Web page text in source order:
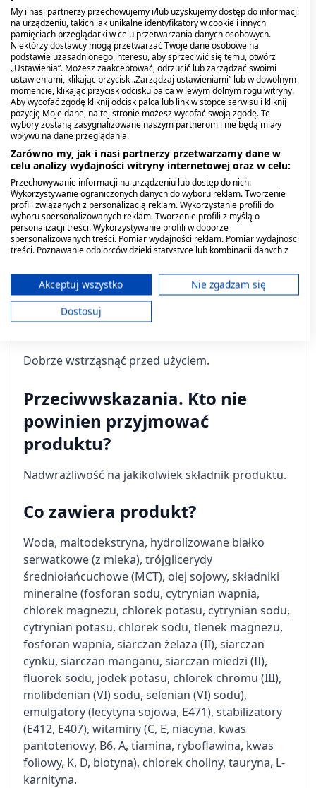
dorosłych z zaburzeniami wchłaniania i / lub
trawienia.Do podawania doustnie lub przez
zgłębnik.
Kiedy stosować produkt?
Do postępowania w stanach niedożywienia i/lub
ryzyka niedożywienia.
Dawkowanie
Zalecane spożycie:
Dzieci: s tosowanie produktu należy skonsultować
z lekarzem.
Dorośli: 1500-2000 ml jako wyłączne żywienie lub
≥ 500 ml jako żywienie uzupełniające lub zgodnie
z zaleceniem lekarza.
Dobrze wstrząsnąć przed użyciem.
Przeciwwskazania. Kto nie
powinien przyjmować
produktu?
Nadwrażliwość na jakikolwiek składnik produktu.
Co zawiera produkt?
Woda, maltodekstryna, hydrolizowane białko
serwatkowe (z mleka), trójglicerydy
średniołańcuchowe (MCT), olej sojowy, składniki
mineralne (fosforan sodu, cytrynian wapnia,
chlorek magnezu, chlorek potasu, cytrynian sodu,
cytrynian potasu, chlorek sodu, tlenek magnezu,
fosforan wapnia, siarczan żelaza (II), siarczan
cynku, siarczan manganu, siarczan miedzi (II),
fluorek sodu, jodek potasu, chlorek chromu (III),
molibdenian (VI) sodu, selenian (VI) sodu),
emulgatory (lecytyna sojowa, E471), stabilizatory
(E412, E407), witaminy (C, E, niacyna, kwas
pantotenowy, B6, A, tiamina, ryboflawina, kwas
foliowy, K, D, biotyna), chlorek choliny, tauryna, L-
karnityna.
My i nasi partnerzy przechowujemy i/lub uzyskujemy dostęp do informacji
na urządzeniu, takich jak unikalne identyfikatory w cookie i innych
pamięciach przeglądarki w celu przetwarzania danych osobowych.
Niektórzy dostawcy mogą przetwarzać Twoje dane osobowe na
podstawie uzasadnionego interesu, aby sprzeciwić się temu, otwórz
„Ustawienia”. Możesz zaakceptować, odrzucić lub zarządzać swoimi
ustawieniami, klikając przycisk „Zarządzaj ustawieniami” lub w dowolnym
momencie, klikając przycisk odcisku palca w lewym dolnym rogu witryny.
Aby wycofać zgodę kliknij odcisk palca lub link w stopce serwisu i kliknij
pozycję Moje dane, na tej stronie możesz wycofać swoją zgodę. Te
wybory zostaną zasygnalizowane naszym partnerom i nie będą miały
wpływu na dane przeglądania.
Zarówno my, jak i nasi partnerzy przetwarzamy dane w
celu analizy wydajności witryny internetowej oraz w celu:
Przechowywanie informacji na urządzeniu lub dostęp do nich.
Wykorzystywanie ograniczonych danych do wyboru reklam. Tworzenie
profili związanych z personalizacją reklam. Wykorzystanie profili do
wyboru spersonalizowanych reklam. Tworzenie profili z myślą o
personalizacji treści. Wykorzystywanie profili w doborze
spersonalizowanych treści. Pomiar wydajności reklam. Pomiar wydajności
treści. Poznawanie odbiorców dzięki statystyce lub kombinacji danych z
ograniczonych danych do wyboru treści.
Dane mogą być udostępniane poza Unię Europejską i wysyłane do USA.
Twoja zgoda i polityka cookie dotyczą wyłącznie tej witryny/aplikacji.
Wyświetl listę partnerów (11 dostawców IAB)
Cele przetwarzania IAB:
Wykorzystywanie ograniczonych danych do
wyboru reklam
Tworzenie profili w celu
spersonalizowanych reklam
spersonalizowanych reklam
Tworzenie profili w celu personalizacji treści
Wykorzystywanie profili w celu doboru
spersonalizowanych treści
Pomiar efektywności reklam
Pomiar efektywności treści
Rozumienie odbiorców dzięki statystyce lub
kombinacji danych z różnych źródeł
Rozwój i ulepszanie usług
Wykorzystywanie ograniczonych danych do
wyboru treści
Funkcje specjalne IAB:
Akceptuj wszystko
Nie zgadzam się
Dostosuj